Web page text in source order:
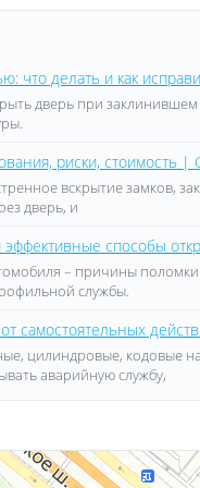
что делать и как
дверь при
риски, стоимость |
вскрытие замков,
дверь, и
способы
– причины
службы.
самостоятельных
цилиндровые, кодовые
аварийную службу,